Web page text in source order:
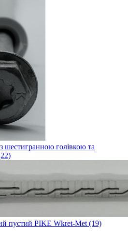
шестигранною голівкою та
пустий PIKE Wkret-Met (19)